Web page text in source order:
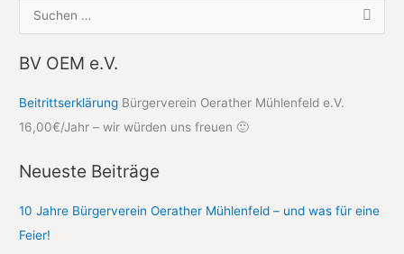
u
c
e
n
a
BV OEM e.V.
Beitrittserklärung Bürgerverein Oerather Mühlenfeld e.V.
16,00€/Jahr – wir würden uns freuen 🙂
Neueste Beiträge
10 Jahre Bürgerverein Oerather Mühlenfeld – und was für eine
Feier!